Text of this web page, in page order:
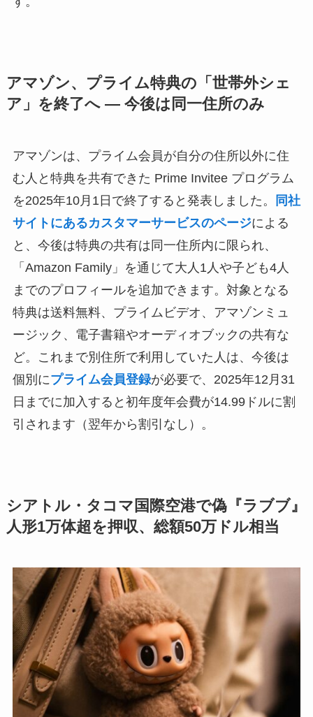
アマゾン、プライム特典の「世帯外シェ
ア」を終了へ ― 今後は同一住所のみ
アマゾンは、プライム会員が自分の住所以外に住
む人と特典を共有できた Prime Invitee プログラム
を2025年10月1日で終了すると発表しました。
同社
サイトにあるカスタマーサービスのページによる
と、今後は特典の共有は同一住所内に限られ、
「Amazon Family」を通じて大人1人や子ども4人
までのプロフィールを追加できます。対象となる
特典は送料無料、プライムビデオ、アマゾンミュ
ージック、電子書籍やオーディオブックの共有な
ど。これまで別住所で利用していた人は、今後は
個別にプライム会員登録が必要で、2025年12月31
日までに加入すると初年度年会費が14.99ドルに割
引されます（翌年から割引なし）。
シアトル・タコマ国際空港で偽『ラブブ』
人形1万体超を押収、総額50万ドル相当